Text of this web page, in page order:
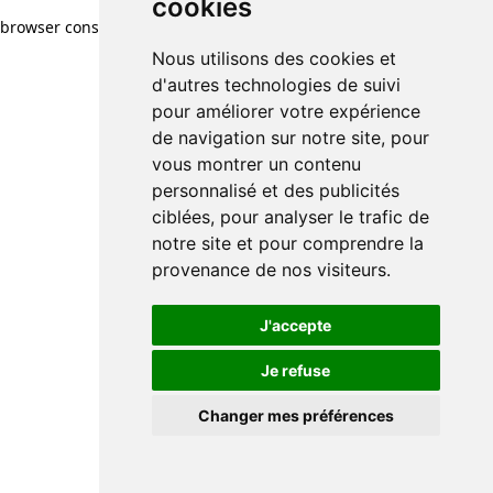
cookies
Nous utilisons des cookies et
d'autres technologies de suivi
pour améliorer votre expérience
de navigation sur notre site, pour
vous montrer un contenu
personnalisé et des publicités
ciblées, pour analyser le trafic de
notre site et pour comprendre la
provenance de nos visiteurs.
J'accepte
Je refuse
Changer mes préférences
cookies
Nous utilisons des cookies et
d'autres technologies de suivi
pour améliorer votre expérience
de navigation sur notre site, pour
vous montrer un contenu
personnalisé et des publicités
ciblées, pour analyser le trafic de
notre site et pour comprendre la
provenance de nos visiteurs.
J'accepte
Je refuse
Changer mes préférences
browser console for more information)